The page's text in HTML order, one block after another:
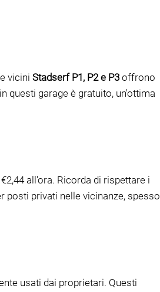
vicini Stadserf P1, P2 e P3 offrono
questi garage è gratuito, un'ottima
all'ora. Ricorda di rispettare i
posti privati nelle vicinanze, spesso
usati dai proprietari. Questi